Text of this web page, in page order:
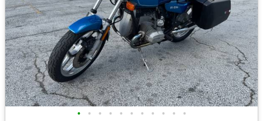
• • • • • • • • • • •